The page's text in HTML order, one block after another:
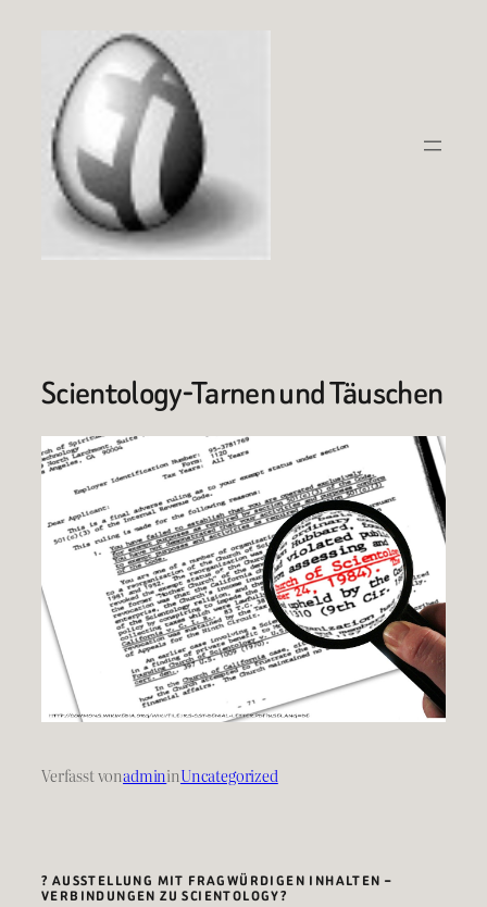
springen
Scientology-Tarnen und Täuschen
Verfasst vonadmininUncategorized
? AUSSTELLUNG MIT FRAGWÜRDIGEN INHALTEN –
VERBINDUNGEN ZU SCIENTOLOGY?